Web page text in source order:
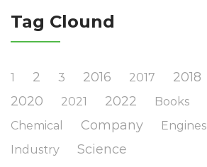
Tag Clound
1 2 3 2016 2017 2018
2020 2021 2022 Books
Chemical Company Engines
Industry Science